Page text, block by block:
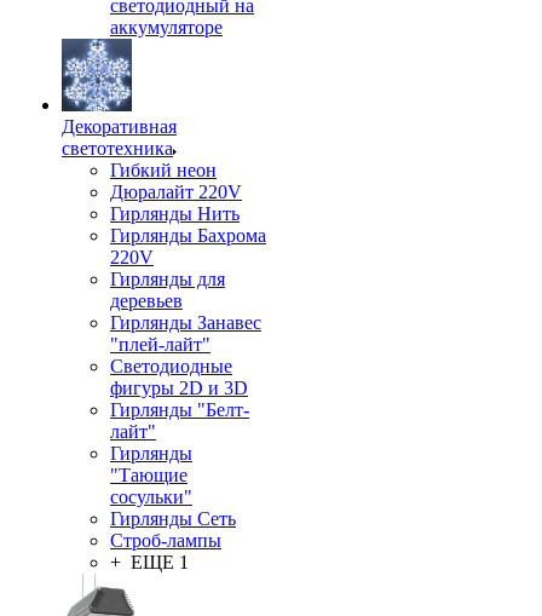
светодиодный на
аккумуляторе
Декоративная
светотехника
Гибкий неон
Дюралайт 220V
Гирлянды Нить
Гирлянды Бахрома
220V
Гирлянды для
деревьев
Гирлянды Занавес
"плей-лайт"
Светодиодные
фигуры 2D и 3D
Гирлянды "Белт-
лайт"
Гирлянды
"Тающие
сосульки"
Гирлянды Сеть
Строб-лампы
+ ЕЩЕ 1